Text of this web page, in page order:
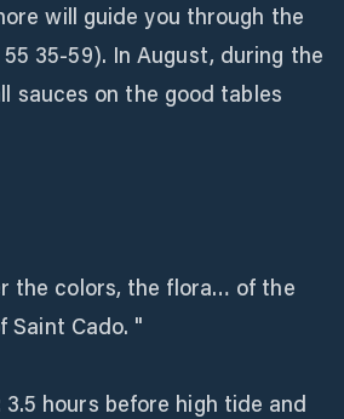
will guide you through the
35-59). In August, during the
sauces on the good tables
the colors, the flora… of the
Saint Cado. "
hours before high tide and